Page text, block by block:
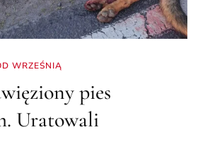
WRZEŚNIĄ
pies
Uratowali